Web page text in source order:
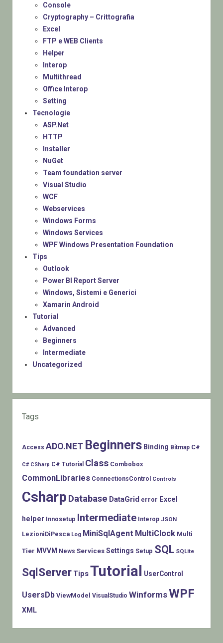
Console
Cryptography – Crittografia
Excel
FTP e WEB Clients
Helper
Interop
Multithread
Office Interop
Setting
Tecnologie
ASP.Net
HTTP
Installer
NuGet
Team foundation server
Visual Studio
WCF
Webservices
Windows Forms
Windows Services
WPF Windows Presentation Foundation
Tips
Outlook
Power BI Report Server
Windows, Sistemi e Generici
Xamarin Android
Tutorial
Advanced
Beginners
Intermediate
Uncategorized
Tags
Access ADO.NET Beginners Binding Bitmap C#
C# CSharp C# Tutorial Class Combobox
CommonLibraries ConnectionsControl Controls
Csharp Database DataGrid error Excel
helper Innosetup Intermediate Interop JSON
LezioniDiPesca Log MiniSqlAgent MultiClock Multi
Tier MVVM News Services Settings Setup SQL SQLite
SqlServer TipsTutorial UserControl
UsersDb ViewModel VisualStudio WinformsWPF
XML